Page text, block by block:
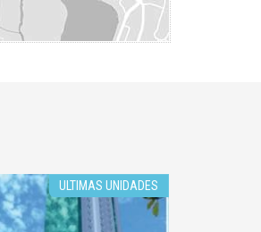
ULTIMAS UNIDADES